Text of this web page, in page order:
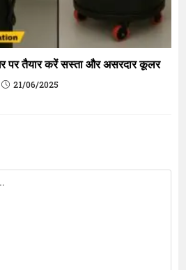
पर तैयार करें सस्ता और असरदार कूलर
21/06/2025